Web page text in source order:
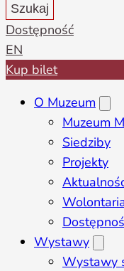
Szukaj
Dostępność
EN
Kup bilet
O Muzeum
Muzeum
Siedziby
Projekty
Wystawy
Wystawy